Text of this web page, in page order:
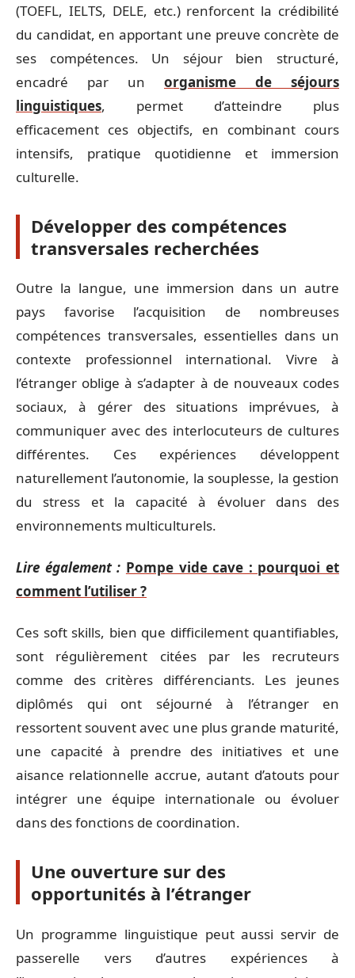
(TOEFL, IELTS, DELE, etc.) renforcent la crédibilité
du candidat, en apportant une preuve concrète de
ses compétences. Un séjour bien structuré,
encadré par un organisme de séjours
linguistiques, permet d’atteindre plus
efficacement ces objectifs, en combinant cours
intensifs, pratique quotidienne et immersion
culturelle.
Développer des compétences
transversales recherchées
Outre la langue, une immersion dans un autre
pays favorise l’acquisition de nombreuses
compétences transversales, essentielles dans un
contexte professionnel international. Vivre à
l’étranger oblige à s’adapter à de nouveaux codes
sociaux, à gérer des situations imprévues, à
communiquer avec des interlocuteurs de cultures
différentes. Ces expériences développent
naturellement l’autonomie, la souplesse, la gestion
du stress et la capacité à évoluer dans des
environnements multiculturels.
Lire également : Pompe vide cave : pourquoi et
comment l’utiliser ?
Ces soft skills, bien que difficilement quantifiables,
sont régulièrement citées par les recruteurs
comme des critères différenciants. Les jeunes
diplômés qui ont séjourné à l’étranger en
ressortent souvent avec une plus grande maturité,
une capacité à prendre des initiatives et une
aisance relationnelle accrue, autant d’atouts pour
intégrer une équipe internationale ou évoluer
dans des fonctions de coordination.
Une ouverture sur des
opportunités à l’étranger
Un programme linguistique peut aussi servir de
passerelle vers d’autres expériences à